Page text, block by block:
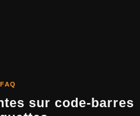
FAQ
sur code-barres